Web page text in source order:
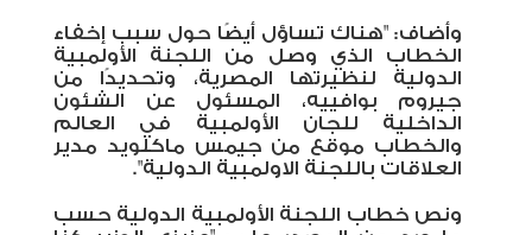
وأضاف: "هناك تساؤل أيضًا حول سبب إخفاء
الخطاب الذي وصل من اللجنة الأولمبية
الدولية لنظيرتها المصرية، وتحديدًا من
جيروم بوافييه، المسئول عن الشئون
الداخلية للجان الأولمبية في العالم
والخطاب موقع من جيمس ماكلويد مدير
العلاقات باللجنة الاولمبية الدولية".
ونص خطاب اللجنة الأولمبية الدولية حسب